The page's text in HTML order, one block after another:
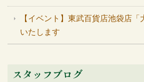
【イベント】東武百貨店池袋店
いたします
スタッフブログ